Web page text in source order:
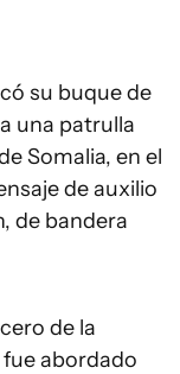
su buque de
una patrulla
Somalia, en el
de auxilio
de bandera
de la
abordado